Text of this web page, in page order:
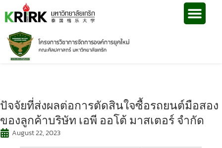
ปัจจัยที่ส่งผลต่อการตัดสินใจซื้อรถยนต์มือสอง
ของลูกค้าบริษัท เอพี ออโต้ มาสเตอร์ จำกัด
August 22, 2023